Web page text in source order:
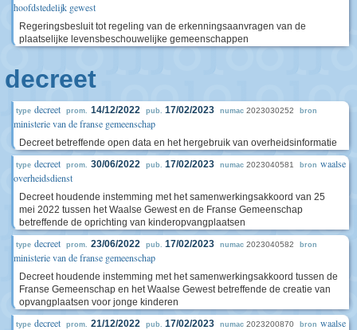
hoofdstedelijk gewest
Regeringsbesluit tot regeling van de erkenningsaanvragen van de
plaatselijke levensbeschouwelijke gemeenschappen
decreet
type decreet prom. 14/12/2022 pub. 17/02/2023 numac 2023030252 bron
ministerie van de franse gemeenschap
Decreet betreffende open data en het hergebruik van overheidsinformatie
type decreet prom. 30/06/2022 pub. 17/02/2023 numac 2023040581 bron waalse
overheidsdienst
Decreet houdende instemming met het samenwerkingsakkoord van 25
mei 2022 tussen het Waalse Gewest en de Franse Gemeenschap
betreffende de oprichting van kinderopvangplaatsen
type decreet prom. 23/06/2022 pub. 17/02/2023 numac 2023040582 bron
ministerie van de franse gemeenschap
Decreet houdende instemming met het samenwerkingsakkoord tussen de
Franse Gemeenschap en het Waalse Gewest betreffende de creatie van
opvangplaatsen voor jonge kinderen
type decreet prom. 21/12/2022 pub. 17/02/2023 numac 2023200870 bron waalse